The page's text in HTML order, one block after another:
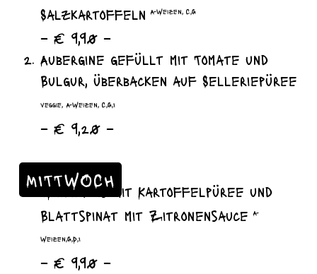
Salzkartoffeln
A-Weizen, C,G
– € 9,90 –
Aubergine gefüllt mit Tomate und
Bulgur, überbacken auf Selleriepüree
veggie, A-Weizen, C,G,I
– € 9,20 –
MITTWOCH
Wildlachs mit Kartoffelpüree und
Blattspinat mit Zitronensauce
A-
Weizen,G,D,I
– € 9,90 –